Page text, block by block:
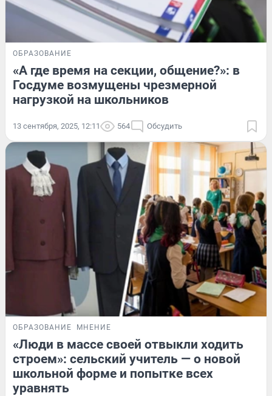
ОБРАЗОВАНИЕ
«А где время на секции, общение?»: в
Госдуме возмущены чрезмерной
нагрузкой на школьников
13 сентября, 2025, 12:11 564 Обсудить
ОБРАЗОВАНИЕ МНЕНИЕ
«Люди в массе своей отвыкли ходить
строем»: сельский учитель — о новой
школьной форме и попытке всех
уравнять